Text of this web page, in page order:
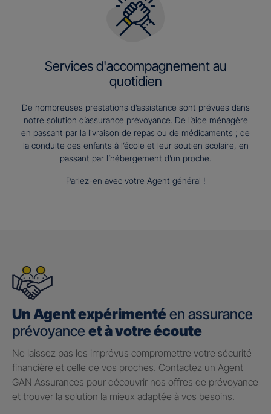
Services d'accompagnement au
quotidien
De nombreuses prestations d’assistance sont prévues dans
notre solution d’assurance prévoyance. De l’aide ménagère
en passant par la livraison de repas ou de médicaments ; de
la conduite des enfants à l’école et leur soutien scolaire, en
passant par l’hébergement d’un proche.
Parlez-en avec votre Agent général !
Un Agent expérimentéen assurance
prévoyance et à votre écoute
Ne laissez pas les imprévus compromettre votre sécurité
financière et celle de vos proches. Contactez un Agent
GAN Assurances pour découvrir nos offres de prévoyance
et trouver la solution la mieux adaptée à vos besoins.